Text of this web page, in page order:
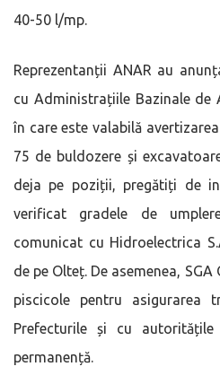
40-50 l/mp.
Reprezentanții ANAR au
cu Administrațiile Bazinale de
în care este valabilă
75 de buldozere și
deja pe poziții, pregătiți de
verificat gradele de
comunicat cu Hidroelectrica
de pe Olteț. De asemenea,
piscicole pentru asigurarea
Prefecturile și cu
permanență.